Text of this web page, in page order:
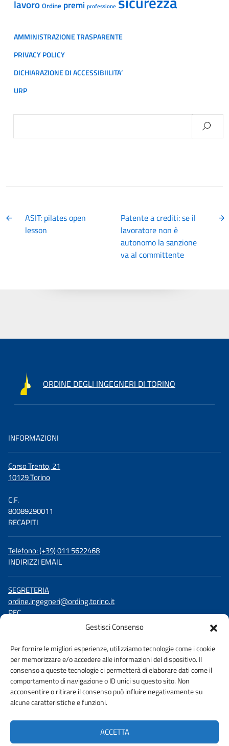
Gestisci Consenso
Per fornire le migliori esperienze, utilizziamo tecnologie come i cookie
per memorizzare e/o accedere alle informazioni del dispositivo. Il
consenso a queste tecnologie ci permetterà di elaborare dati come il
comportamento di navigazione o ID unici su questo sito. Non
acconsentire o ritirare il consenso può influire negativamente su
alcune caratteristiche e funzioni.
ACCETTA
lavoro Ordine premi professione
AMMINISTRAZIONE TRASPARENTE
PRIVACY POLICY
DICHIARAZIONE DI ACCESSIBIILITA’
URP
ASIT: pilates open
lesson
Patente a crediti: se il
lavoratore non è
autonomo la sanzione
va al committente
ORDINE DEGLI INGEGNERI DI TORINO
INFORMAZIONI
Corso Trento, 21
10129 Torino
C.F.
80089290011
RECAPITI
Telefono: (+39) 011 5622468
INDIRIZZI EMAIL
SEGRETERIA
ordine.ingegneri@ording.torino.it
PEC
ordine.torino@ingpec.eu
Facebook
LinkedIn
YouTube
AMMINISTRAZIONE TRASPARENTE